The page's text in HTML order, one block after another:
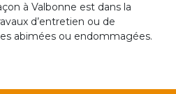
à Valbonne est dans la
d’entretien ou de
abimées ou endommagées.